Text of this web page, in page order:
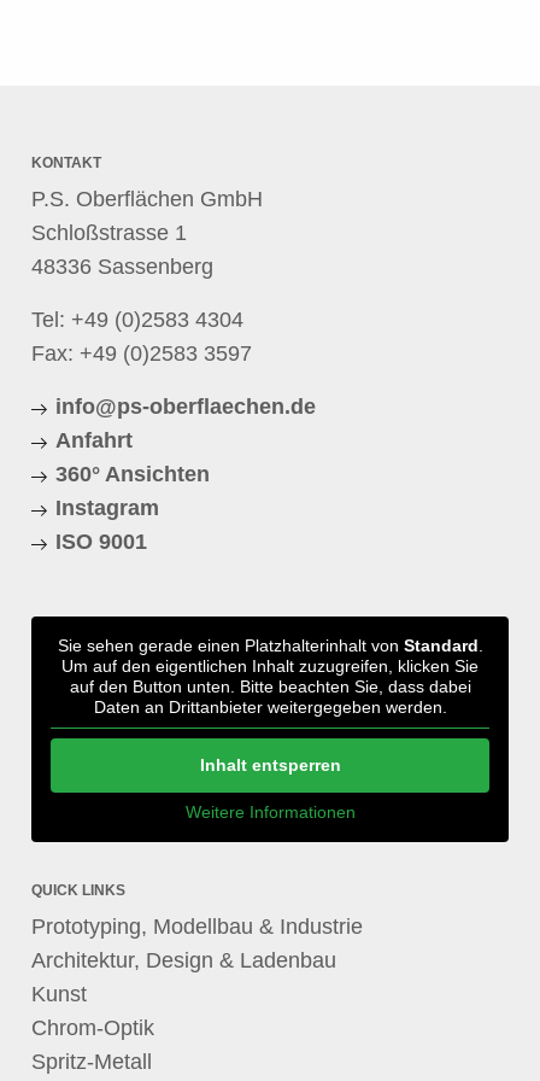
KONTAKT
P.S. Oberflächen GmbH
Schloßstrasse 1
48336 Sassenberg
Tel: +49 (0)2583 4304
Fax: +49 (0)2583 3597
info@ps-oberflaechen.de
Anfahrt
360° Ansichten
Instagram
ISO 9001
Sie sehen gerade einen Platzhalterinhalt von Standard
Um auf den eigentlichen Inhalt zuzugreifen, klicken Sie
auf den Button unten. Bitte beachten Sie, dass dabei
Daten an Drittanbieter weitergegeben werden.
Inhalt entsperren
Weitere Informationen
QUICK LINKS
Prototyping, Modellbau & Industrie
Architektur, Design & Ladenbau
Kunst
Chrom-Optik
Spritz-Metall